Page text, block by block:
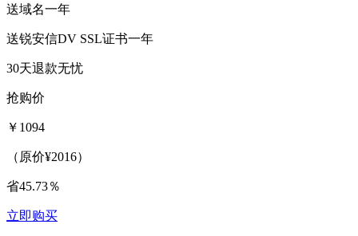
送域名一年
送锐安信DV SSL证书一年
30天退款无忧
抢购价
￥ 1094
（原价¥2016）
省45.73％
立即购买